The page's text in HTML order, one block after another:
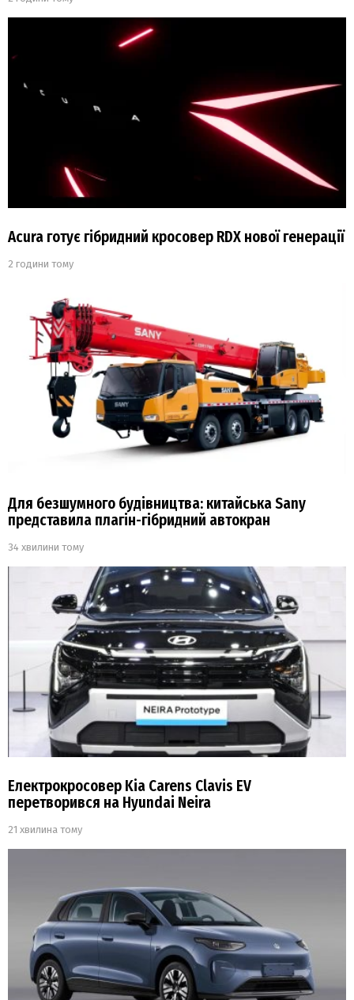
Acura готує гібридний кросовер RDX нової генерації
2 години тому
Для безшумного будівництва: китайська Sany
представила плагін-гібридний автокран
34 хвилини тому
Електрокросовер Kia Carens Clavis EV
перетворився на Hyundai Neira
21 хвилина тому